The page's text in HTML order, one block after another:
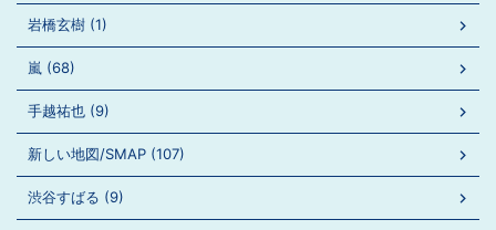
岩橋玄樹 (1)
嵐 (68)
手越祐也 (9)
新しい地図/SMAP (107)
渋谷すばる (9)